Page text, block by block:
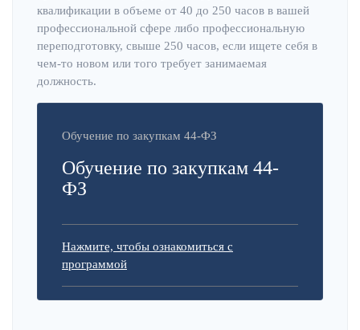
квалификации в объеме от 40 до 250 часов в вашей
профессиональной сфере либо профессиональную
переподготовку, свыше 250 часов, если ищете себя в
чем-то новом или того требует занимаемая
должность.
Обучение по закупкам 44-ФЗ
Обучение по закупкам 44-
ФЗ
Нажмите, чтобы ознакомиться с
программой